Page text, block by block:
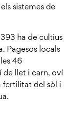
sistemes de
ha de cultius
Pagesos locals
46
de llet i carn, oví
fertilitat del sòl i